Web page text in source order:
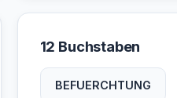
12 Buchstaben
BEFUERCHTUNG